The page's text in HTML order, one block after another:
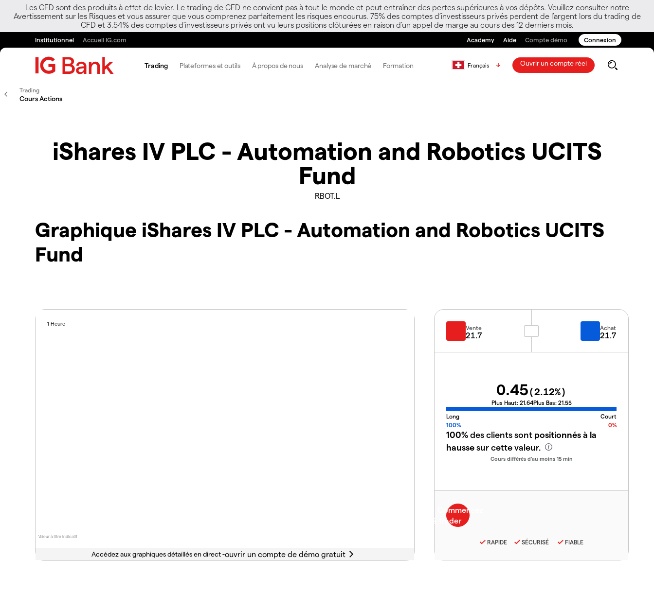
Les CFD sont des produits à effet de levier. Le trading de CFD ne convient pas à tout le monde et peut entraîner des pertes supérieures à vos dépôts. Veuillez consulter notre
Avertissement sur les Risques et vous assurer que vous comprenez parfaitement les risques encourus. 75% des comptes d’investisseurs privés perdent de l’argent lors du trading de
CFD et 3.54% des comptes d’investisseurs privés ont vu leurs positions clôturées en raison d’un appel de marge au cours des 12 derniers mois.
Institutionnel Accueil IG.com Academy Aide Compte démo Connexion
Trading Plateformes et outils À propos de nous Analyse de marché Formation Français Ouvrir un compte réel
Trading
Cours Actions
iShares IV PLC - Automation and Robotics UCITS
Fund
RBOT.L
Graphique iShares IV PLC - Automation and Robotics UCITS
Fund
Valeur à titre indicatif
1 Heure
Accédez aux graphiques détaillés en direct -
Vente
21.7
Achat
21.7
0.45(2.12%)
Plus Haut: 21.64Plus Bas: 21.55
Long
Court
100%
0%
100%des clients sont positionnés à la
haussesur cette valeur.
Cours différés d'au moins 15 min
RAPIDE SÉCURISÉ FIABLE